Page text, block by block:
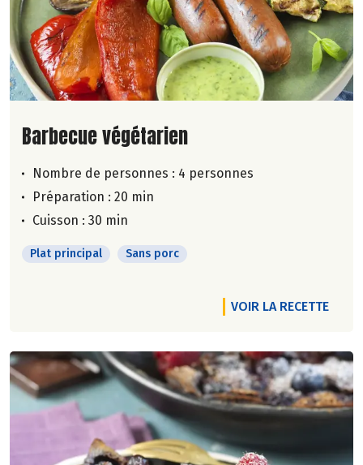
Lire la suite de la recette
Barbecue végétarien
Nombre de personnes : 4 personnes
Préparation : 20 min
Cuisson : 30 min
Plat principal Sans porc
VOIR LA RECETTE